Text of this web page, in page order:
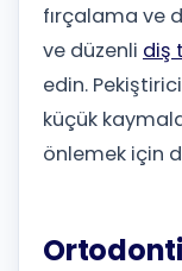
fırçalama ve
ve düzenli diş
edin.
küçük
önlemek için
Ortodonti